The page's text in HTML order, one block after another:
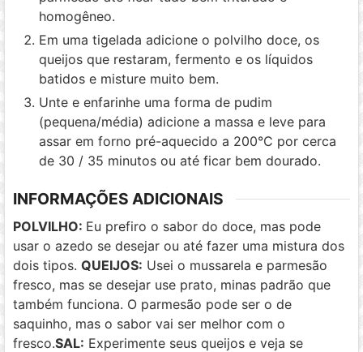
homogêneo.
Em uma tigelada adicione o polvilho doce, os
queijos que restaram, fermento e os líquidos
batidos e misture muito bem.
Unte e enfarinhe uma forma de pudim
(pequena/média) adicione a massa e leve para
assar em forno pré-aquecido a 200°C por cerca
de 30 / 35 minutos ou até ficar bem dourado.
INFORMAÇÕES ADICIONAIS
POLVILHO: Eu prefiro o sabor do doce, mas pode
usar o azedo se desejar ou até fazer uma mistura dos
dois tipos.QUEIJOS: Usei o mussarela e parmesão
fresco, mas se desejar use prato, minas padrão que
também funciona. O parmesão pode ser o de
saquinho, mas o sabor vai ser melhor com o
fresco.SAL: Experimente seus queijos e veja se